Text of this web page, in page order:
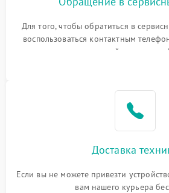
Для того, чтобы обратиться в
воспользоваться контактным
или оставить свой номер
Доставка
Если вы не можете привезти
вам нашего курьера